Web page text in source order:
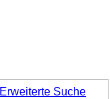
Erweiterte Suche